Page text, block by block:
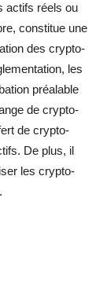
actifs réels ou
constitue une
des crypto-
les
préalable
de crypto-
de crypto-
De plus, il
les crypto-